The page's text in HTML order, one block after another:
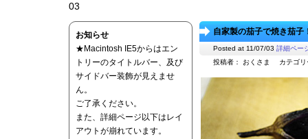
03
自家製の茄子で焼き茄
Posted at 11/07/03 詳細ペー
投稿者： おくさま カテゴ
お知らせ
★Macintosh IE5からはエン
トリーのタイトルバー、及び
サイドバー装飾が見えませ
ん。
ご了承ください。
また、詳細ページ以下はレイ
アウトが崩れています。